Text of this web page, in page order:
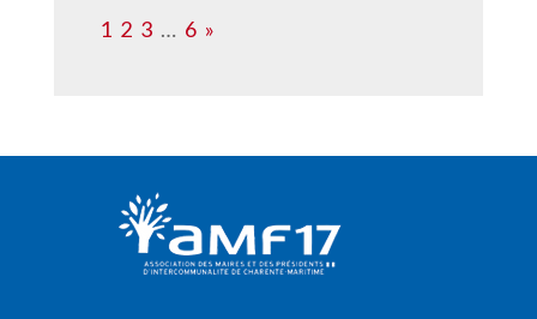
1 2 3 … 6 »